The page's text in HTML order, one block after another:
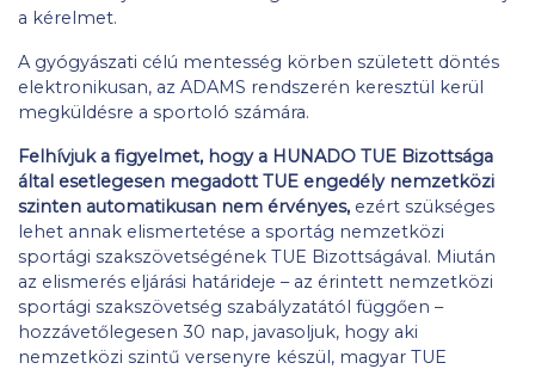
a kérelmet.
A gyógyászati célú mentesség körben született döntés
elektronikusan, az ADAMS rendszerén keresztül kerül
megküldésre a sportoló számára.
Felhívjuk a figyelmet, hogy a HUNADO TUE Bizottsága
által esetlegesen megadott TUE engedély nemzetközi
szinten automatikusan nem érvényes, ezért szükséges
lehet annak elismertetése a sportág nemzetközi
sportági szakszövetségének TUE Bizottságával. Miután
az elismerés eljárási határideje – az érintett nemzetközi
sportági szakszövetség szabályzatától függően –
hozzávetőlegesen 30 nap, javasoljuk, hogy aki
nemzetközi szintű versenyre készül, magyar TUE